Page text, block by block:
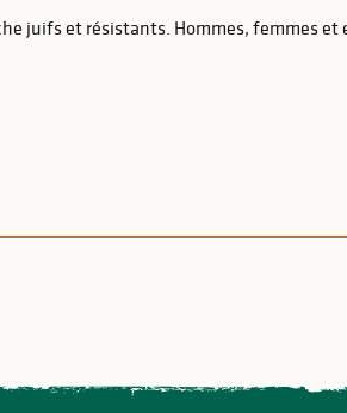
juifs et résistants. Hommes, femmes et